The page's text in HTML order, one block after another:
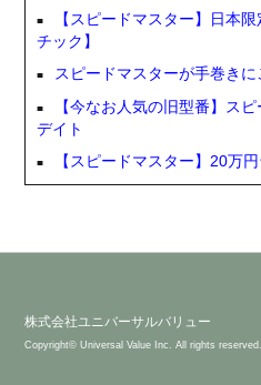
【スピードマスター】日本
チック】
スピードマスターが手巻き
【今なお人気の旧型番】ス
デイト
【スピードマスター】20万
株式会社ユニバーサルバリュー
Copyright© Universal Value Inc. All rights reserved.